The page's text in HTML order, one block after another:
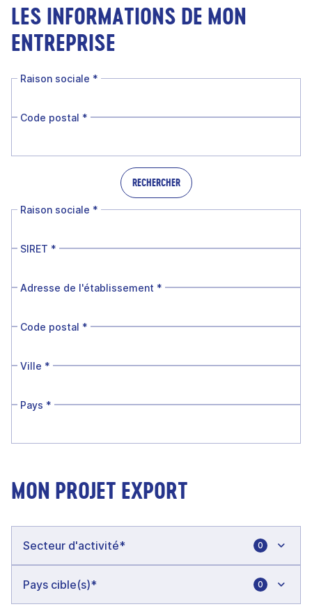
LES INFORMATIONS DE MON
ENTREPRISE
Raison sociale *
Code postal *
RECHERCHER
Raison sociale *
SIRET *
Adresse de l'établissement *
Code postal *
Ville *
Pays *
MON PROJET EXPORT
0
0